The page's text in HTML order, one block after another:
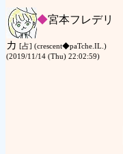
◆宮本フレデリ
カ [占] (crescent◆paTche.IL.)
(2019/11/14 (Thu) 22:02:59)